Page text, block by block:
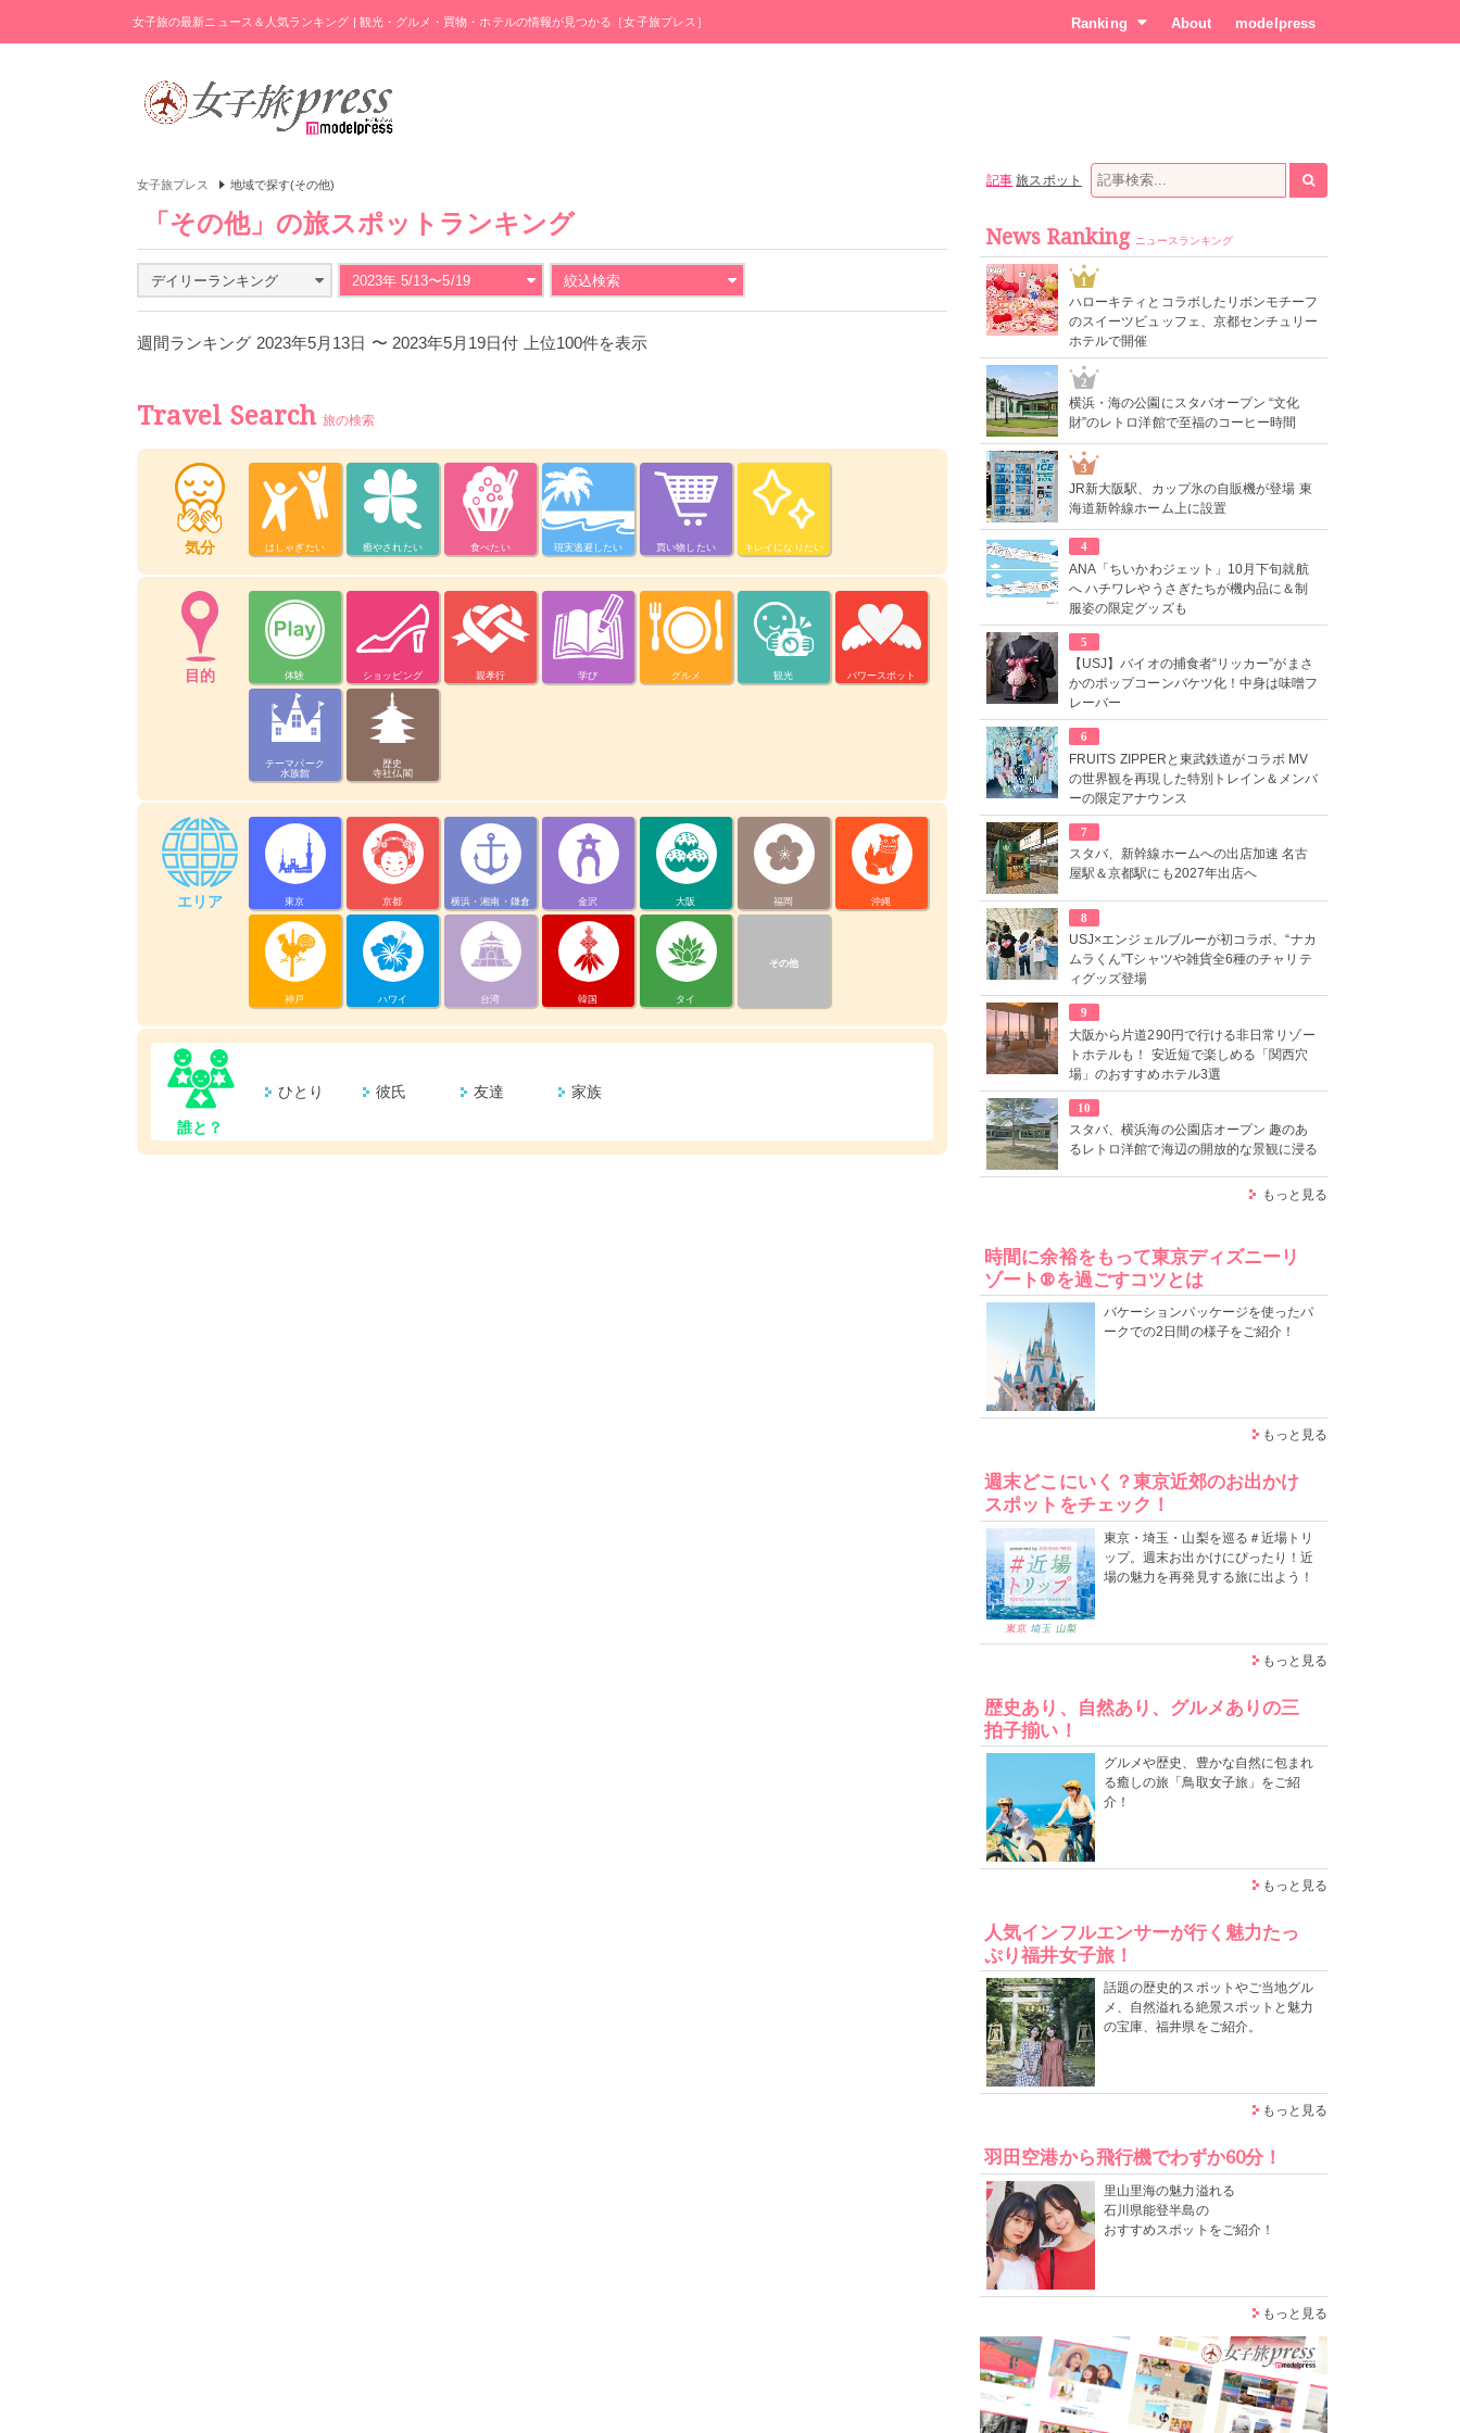
女子旅の最新ニュース＆人気ランキング | 観光・グルメ・買物・ホテルの情報が見つかる［女子旅プレス］ Ranking About modelpress
女子旅プレス 地域で探す(その他)
「その他」の旅スポットランキング
デイリーランキング 2023年 5/13〜5/19 絞込検索
週間ランキング 2023年5月13日 〜 2023年5月19日付 上位100件を表示
Travel Search 旅の検索
気分 はしゃぎたい 癒やされたい 食べたい 現実逃避したい 買い物したい キレイになりたい
目的 体験 ショッピング 親孝行 学び グルメ 観光 パワースポット
テーマパーク
水族館
歴史
寺社仏閣
エリア 東京 京都 横浜・湘南・鎌倉 金沢 大阪 福岡 沖縄
神戸 ハワイ 台湾 韓国 タイ
その他
誰と？
ひとり 彼氏 友達 家族
記事 旅スポット
News Ranking ニュースランキング
1
ハローキティとコラボしたリボンモチーフ
のスイーツビュッフェ、京都センチュリー
ホテルで開催
2
横浜・海の公園にスタバオープン “文化
財”のレトロ洋館で至福のコーヒー時間
3
JR新大阪駅、カップ氷の自販機が登場 東
海道新幹線ホーム上に設置
4
ANA「ちいかわジェット」10月下旬就航
へ ハチワレやうさぎたちが機内品に＆制
服姿の限定グッズも
5
【USJ】バイオの捕食者“リッカー”がまさ
かのポップコーンバケツ化！中身は味噌フ
レーバー
6
FRUITS ZIPPERと東武鉄道がコラボ MV
の世界観を再現した特別トレイン＆メンバ
ーの限定アナウンス
7
スタバ、新幹線ホームへの出店加速 名古
屋駅＆京都駅にも2027年出店へ
8
USJ×エンジェルブルーが初コラボ、“ナカ
ムラくん”Tシャツや雑貨全6種のチャリテ
ィグッズ登場
9
大阪から片道290円で行ける非日常リゾー
トホテルも！ 安近短で楽しめる「関西穴
場」のおすすめホテル3選
10
スタバ、横浜海の公園店オープン 趣のあ
るレトロ洋館で海辺の開放的な景観に浸る
もっと見る
時間に余裕をもって東京ディズニーリ
ゾート®を過ごすコツとは
バケーションパッケージを使ったパ
ークでの2日間の様子をご紹介！
もっと見る
週末どこにいく？東京近郊のお出かけ
スポットをチェック！
東京・埼玉・山梨を巡る＃近場トリ
ップ。週末お出かけにぴったり！近
場の魅力を再発見する旅に出よう！
もっと見る
歴史あり、自然あり、グルメありの三
拍子揃い！
グルメや歴史、豊かな自然に包まれ
る癒しの旅「鳥取女子旅」をご紹
介！
もっと見る
人気インフルエンサーが行く魅力たっ
ぷり福井女子旅！
話題の歴史的スポットやご当地グル
メ、自然溢れる絶景スポットと魅力
の宝庫、福井県をご紹介。
もっと見る
羽田空港から飛行機でわずか60分！
里山里海の魅力溢れる
石川県能登半島の
おすすめスポットをご紹介！
もっと見る